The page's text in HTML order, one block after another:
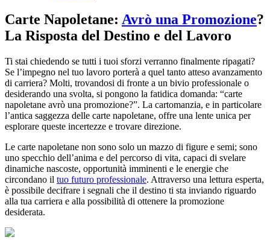
Carte Napoletane: Avrò una Promozione?
La Risposta del Destino e del Lavoro
Ti stai chiedendo se tutti i tuoi sforzi verranno finalmente ripagati?
Se l’impegno nel tuo lavoro porterà a quel tanto atteso avanzamento
di carriera? Molti, trovandosi di fronte a un bivio professionale o
desiderando una svolta, si pongono la fatidica domanda: “carte
napoletane avrò una promozione?”. La cartomanzia, e in particolare
l’antica saggezza delle carte napoletane, offre una lente unica per
esplorare queste incertezze e trovare direzione.
Le carte napoletane non sono solo un mazzo di figure e semi; sono
uno specchio dell’anima e del percorso di vita, capaci di svelare
dinamiche nascoste, opportunità imminenti e le energie che
circondano il tuo futuro professionale. Attraverso una lettura esperta,
è possibile decifrare i segnali che il destino ti sta inviando riguardo
alla tua carriera e alla possibilità di ottenere la promozione
desiderata.